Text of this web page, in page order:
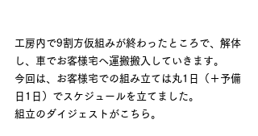
工房内で9割方仮組みが終わったところで、解体
し、車でお客様宅へ運搬搬入していきます。
今回は、お客様宅での組み立ては丸1日（＋予備
日1日）でスケジュールを立てました。
組立のダイジェストがこちら。